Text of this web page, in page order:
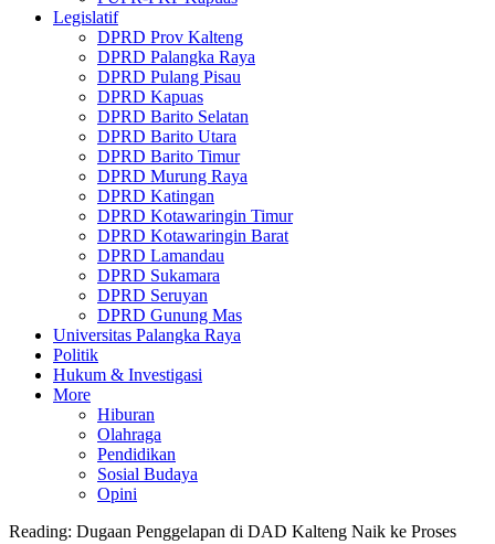
Legislatif
DPRD Prov Kalteng
DPRD Palangka Raya
DPRD Pulang Pisau
DPRD Kapuas
DPRD Barito Selatan
DPRD Barito Utara
DPRD Barito Timur
DPRD Murung Raya
DPRD Katingan
DPRD Kotawaringin Timur
DPRD Kotawaringin Barat
DPRD Lamandau
DPRD Sukamara
DPRD Seruyan
DPRD Gunung Mas
Universitas Palangka Raya
Politik
Hukum & Investigasi
More
Hiburan
Olahraga
Pendidikan
Sosial Budaya
Opini
Reading: Dugaan Penggelapan di DAD Kalteng Naik ke Proses